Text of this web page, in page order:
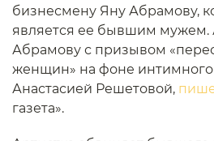
бизнесмену Яну Абрамову,
является ее бывшим мужем.
Абрамову с призывом
женщин» на фоне интимного
Анастасией Решетовой,
газета».